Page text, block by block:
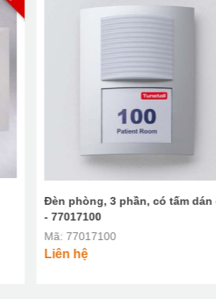
Đèn phòng, 3 phần, có tấm dán
- 77017100
Mã: 77017100
Liên hệ